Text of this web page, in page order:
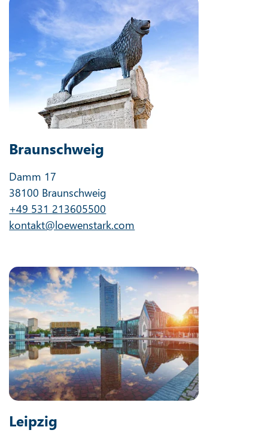
Braunschweig
Damm 17
38100 Braunschweig
+49 531 213605500
kontakt@loewenstark.com
Leipzig